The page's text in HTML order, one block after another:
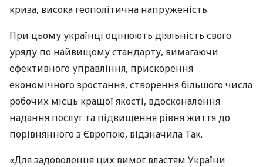
криза, висока геополітична напруженість.
При цьому українці оцінюють діяльність свого
уряду по найвищому стандарту, вимагаючи
ефективного управління, прискорення
економічного зростання, створення більшого числа
робочих місць кращої якості, вдосконалення
надання послуг та підвищення рівня життя до
порівнянного з Європою, відзначила Так.
«Для задоволення цих вимог властям України